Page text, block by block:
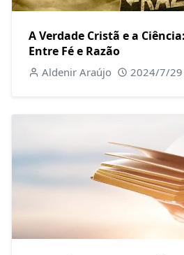
A Verdade Cristã e a
Entre Fé e Razão
Aldenir Araújo 2024/7/29